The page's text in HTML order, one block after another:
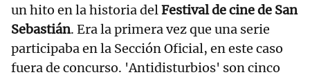
un hito en la historia delFestival de cine de San
Sebastián. Era la primera vez que una serie
participaba en la Sección Oficial, en este caso
fuera de concurso. 'Antidisturbios' son cinco